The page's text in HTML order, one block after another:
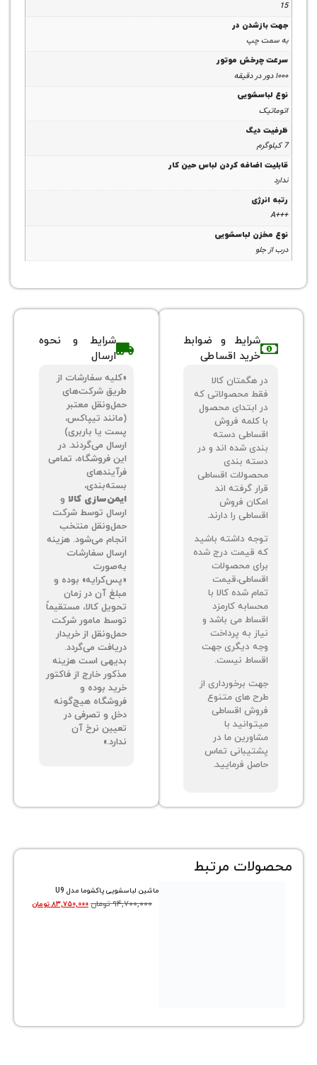
15
جهت بازشدن در
به سمت چپ
سرعت چرخش موتور
۱۰۰۰ دور در دقیقه
نوع لباسشویی
اتوماتیک
ظرفیت دیگ
7 کیلوگرم
قابلیت اضافه کردن لباس حین کار
ندارد
رتبه انرژی
+++A
نوع مخزن لباسشویی
درب از جلو
شرایط و ضوابط
خرید اقساطی
در هگمتان کالا
فقط محصولاتی که
در ابتدای محصول
با کلمه فروش
اقساطی دسته
بندی شده اند و در
دسته بندی
محصولات اقساطی
قرار گرفته اند
امکان فروش
اقساطی را دارند.
توجه داشته باشید
که قیمت درج شده
برای محصولات
اقساطی،قیمت
تمام شده کالا با
محسابه کارمزد
اقساط می باشد و
نیاز به پرداخت
وجه دیگری جهت
اقساط نیست.
جهت برخورداری از
طرح های متنوع
فروش اقساطی
میتوانید با
مشاورین ما در
پشتیبانی تماس
حاصل فرمایید.
شرایط و نحوه
ارسال
«کلیه سفارشات از
طریق شرکت‌های
حمل‌ونقل معتبر
(مانند تیپاکس،
پست یا باربری)
ارسال می‌گردند. در
این فروشگاه، تمامی
فرآیندهای
بسته‌بندی،
ایمن‌سازی کالا و
ارسال توسط شرکت
حمل‌ونقل منتخب
انجام می‌شود. هزینه
ارسال سفارشات
به‌صورت
«پس‌کرایه» بوده و
مبلغ آن در زمان
تحویل کالا، مستقیماً
توسط مامور شرکت
حمل‌ونقل از خریدار
دریافت می‌گردد.
بدیهی است هزینه
مذکور خارج از فاکتور
خرید بوده و
فروشگاه هیچ‌گونه
دخل و تصرفی در
تعیین نرخ آن
ندارد.»
محصولات مرتبط
ماشین لباسشویی پاکشوما مدل U9
۹۴,۷۰۰,۰۰۰تومان ۸۳,۷۵۰,۰۰۰ تومان